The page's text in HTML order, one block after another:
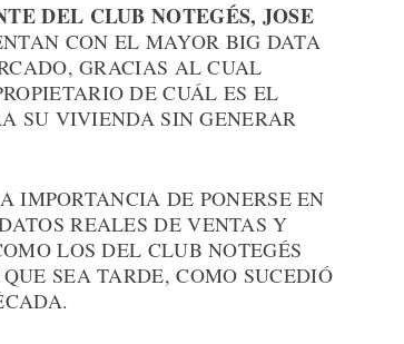
DEL CLUB NOTEGÉS, JOSE
CON EL MAYOR BIG DATA
GRACIAS AL CUAL
DE CUÁL ES EL
SU VIVIENDA SIN GENERAR
IMPORTANCIA DE PONERSE EN
REALES DE VENTAS Y
LOS DEL CLUB NOTEGÉS
SEA TARDE, COMO SUCEDIÓ